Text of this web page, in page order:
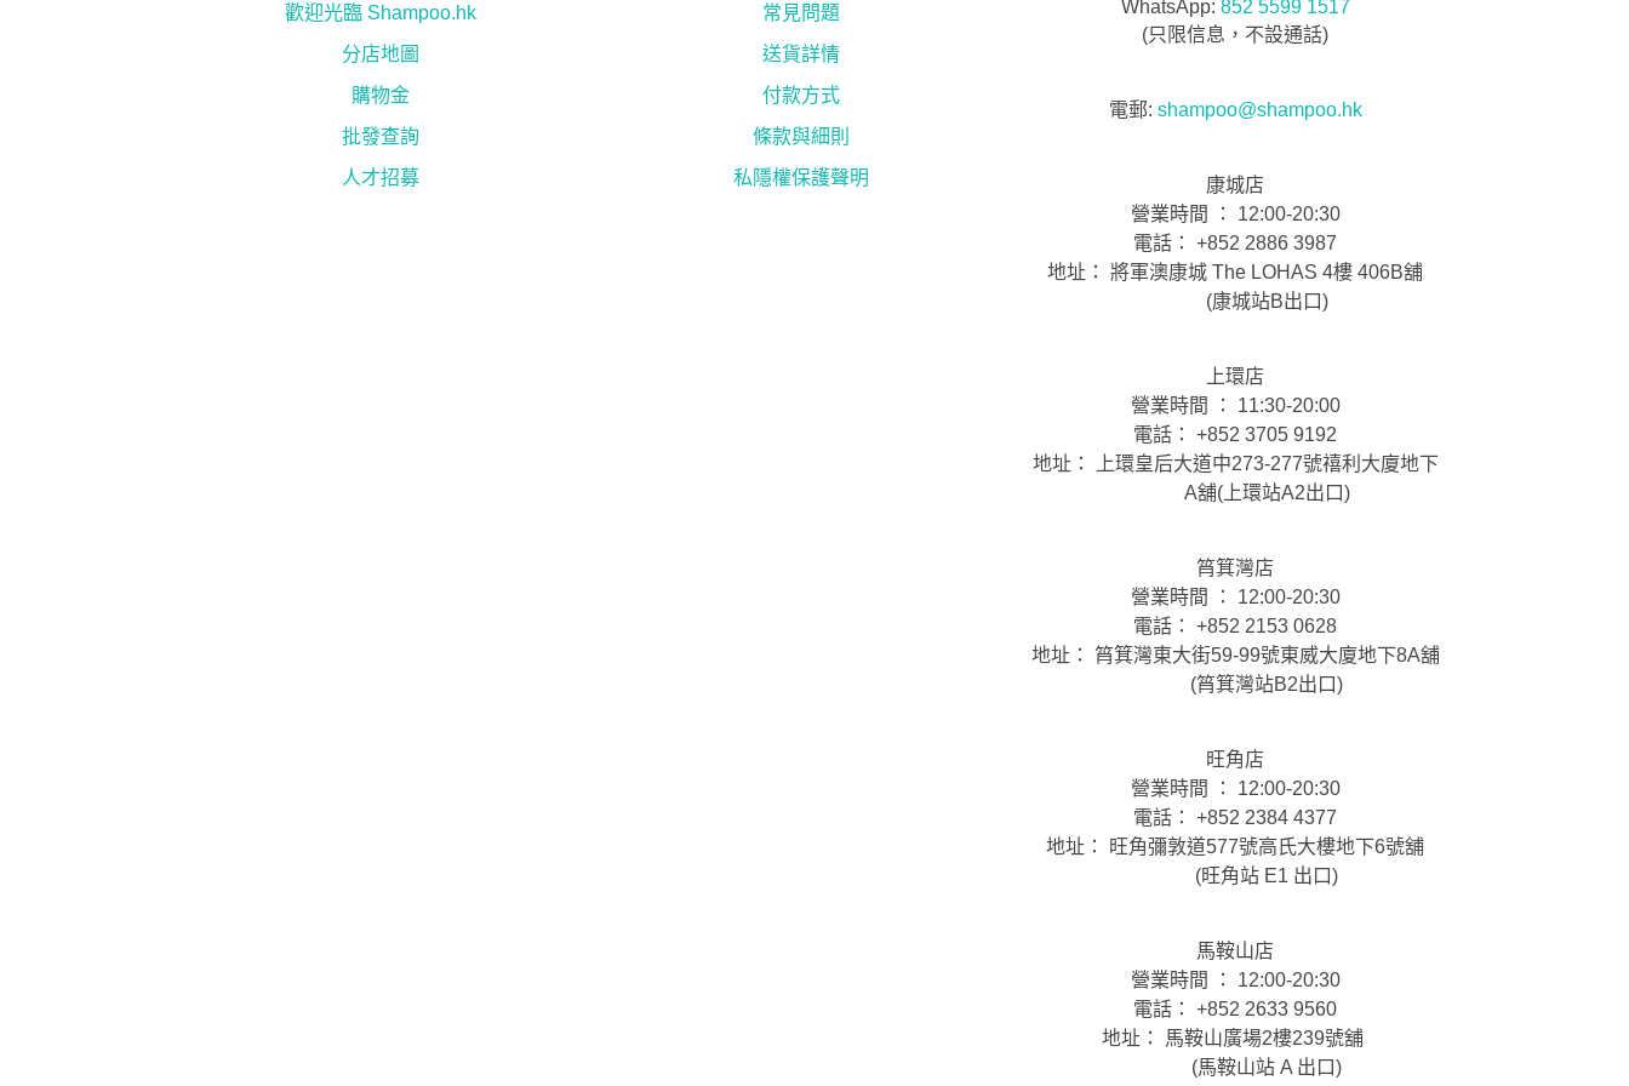
歡迎光臨 Shampoo.hk
分店地圖
購物金
批發查詢
人才招募
常見問題
送貨詳情
付款方式
條款與細則
私隱權保護聲明
WhatsApp: 852 5599 1517
(只限信息，不設通話)
電郵: shampoo@shampoo.hk
康城店
營業時間 ： 12:00-20:30
電話： +852 2886 3987
地址： 將軍澳康城 The LOHAS 4樓 406B舖
(康城站B出口)
上環店
營業時間 ： 11:30-20:00
電話： +852 3705 9192
地址： 上環皇后大道中273-277號禧利大廈地下
A舖(上環站A2出口)
筲箕灣店
營業時間 ： 12:00-20:30
電話： +852 2153 0628
地址： 筲箕灣東大街59-99號東威大廈地下8A舖
(筲箕灣站B2出口)
旺角店
營業時間 ： 12:00-20:30
電話： +852 2384 4377
地址： 旺角彌敦道577號高氏大樓地下6號舖
(旺角站 E1 出口)
馬鞍山店
營業時間 ： 12:00-20:30
電話： +852 2633 9560
地址： 馬鞍山廣場2樓239號舖
(馬鞍山站 A 出口)